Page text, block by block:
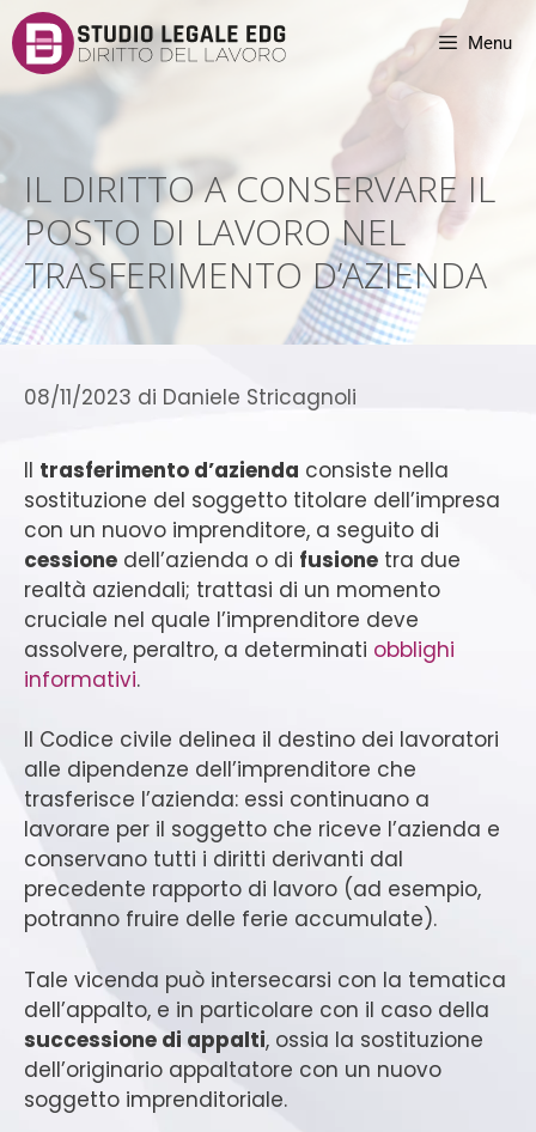
Menu
IL DIRITTO A CONSERVARE IL
POSTO DI LAVORO NEL
TRASFERIMENTO D’AZIENDA
08/11/2023 di Daniele Stricagnoli
Il trasferimento d’azienda consiste nella
sostituzione del soggetto titolare dell’impresa
con un nuovo imprenditore, a seguito di
cessione dell’azienda o di fusione tra due
realtà aziendali; trattasi di un momento
cruciale nel quale l’imprenditore deve
assolvere, peraltro, a determinati obblighi
informativi.
Il Codice civile delinea il destino dei lavoratori
alle dipendenze dell’imprenditore che
trasferisce l’azienda: essi continuano a
lavorare per il soggetto che riceve l’azienda e
conservano tutti i diritti derivanti dal
precedente rapporto di lavoro (ad esempio,
potranno fruire delle ferie accumulate).
Tale vicenda può intersecarsi con la tematica
dell’appalto, e in particolare con il caso della
successione di appalti, ossia la sostituzione
dell’originario appaltatore con un nuovo
soggetto imprenditoriale.